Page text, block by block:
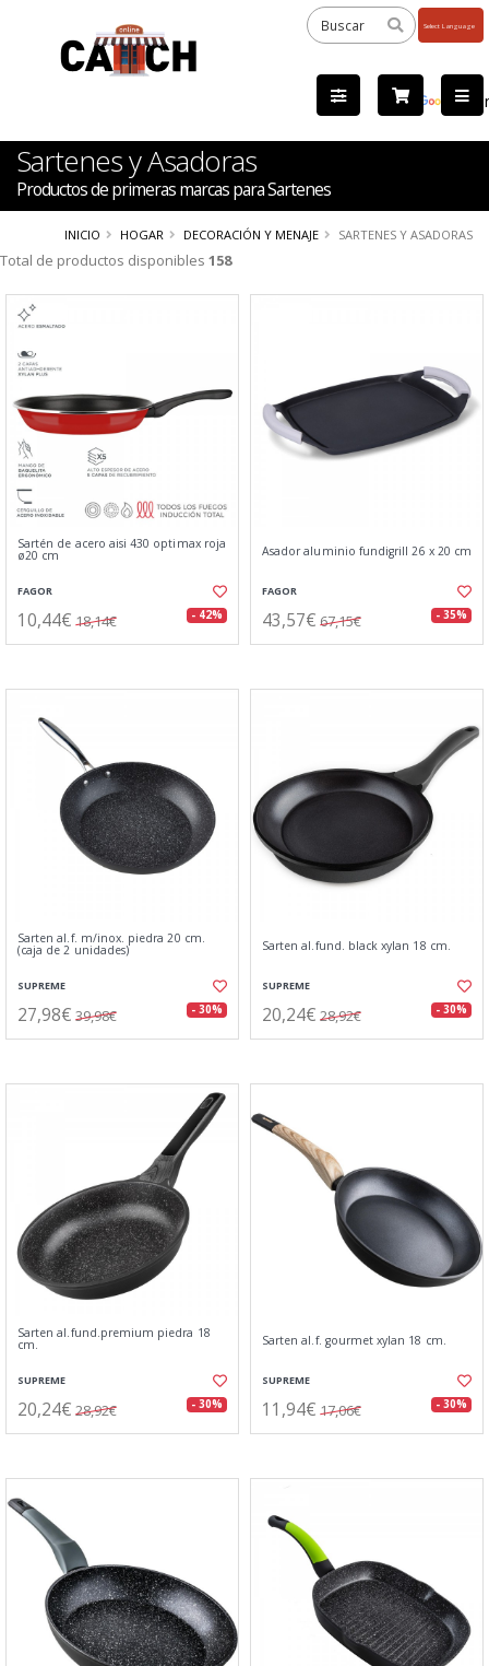
by
Sartenes y Asadoras
Productos de primeras marcas para Sartenes
INICIO HOGAR DECORACIÓN Y MENAJE SARTENES Y ASADORAS
Total de productos disponibles 158
Sartén de acero aisi 430 optimax roja
ø20 cm
FAGOR
10,44€ 18,14€ - 42%
Asador aluminio fundigrill 26 x 20 cm
FAGOR
43,57€ 67,15€ - 35%
Sarten al.f. m/inox. piedra 20 cm.
(caja de 2 unidades)
SUPREME
27,98€ 39,98€ - 30%
Sarten al.fund. black xylan 18 cm.
SUPREME
20,24€ 28,92€ - 30%
Sarten al.fund.premium piedra 18
cm.
SUPREME
20,24€ 28,92€ - 30%
Sarten al.f. gourmet xylan 18 cm.
SUPREME
11,94€ 17,06€ - 30%